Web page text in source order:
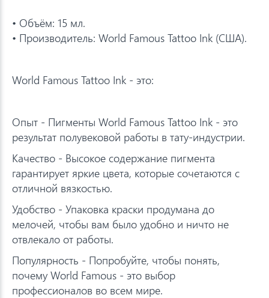
• Объём: 15 мл.
• Производитель: World Famous Tattoo Ink (США).
World Famous Tattoo Ink - это:
Опыт - Пигменты World Famous Tattoo Ink - это
результат полувековой работы в тату-индустрии.
Качество - Высокое содержание пигмента
гарантирует яркие цвета, которые сочетаются с
отличной вязкостью.
Удобство - Упаковка краски продумана до
мелочей, чтобы вам было удобно и ничто не
отвлекало от работы.
Популярность - Попробуйте, чтобы понять,
почему World Famous - это выбор
профессионалов во всем мире.